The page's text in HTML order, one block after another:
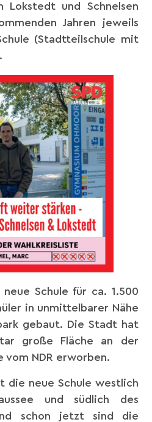
Lokstedt und Schnelsen
Jahren jeweils
(Stadtteilschule mit
Schule für ca. 1.500
in unmittelbarer Nähe
gebaut. Die Stadt hat
große Fläche an der
vom NDR erworben.
die neue Schule westlich
und südlich des
schon jetzt sind die